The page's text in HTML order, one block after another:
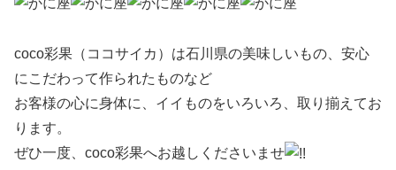
coco彩果（ココサイカ）は石川県の美味しいもの、安心
にこだわって作られたものなど
お客様の心に身体に、イイものをいろいろ、取り揃えてお
ります。
ぜひ一度、coco彩果へお越しくださいませ